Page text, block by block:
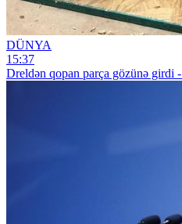
DÜNYA
15:37
Dreldən qopan parça gözünə girdi -